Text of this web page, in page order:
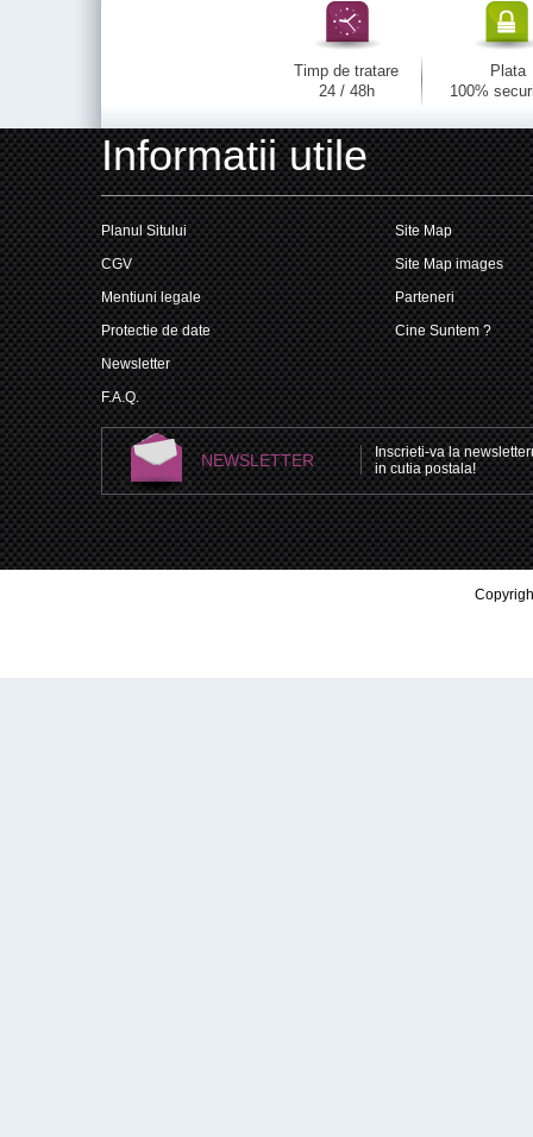
Timp de tratare
24 / 48h
Plata
100%
Informatii utile
Planul Sitului
CGV
Mentiuni legale
Protectie de date
Newsletter
F.A.Q.
Site Map
Site Map images
Parteneri
Cine Suntem ?
NEWSLETTER
Inscrieti-va la
in cutia postala!